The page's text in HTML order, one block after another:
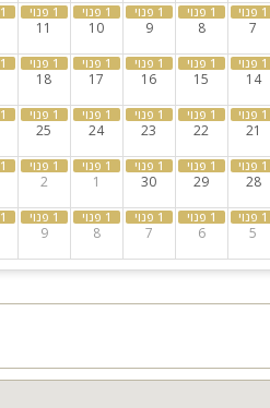
7
8
9
10
11
14
15
16
17
18
21
22
23
24
25
28
29
30
1
2
5
6
7
8
9